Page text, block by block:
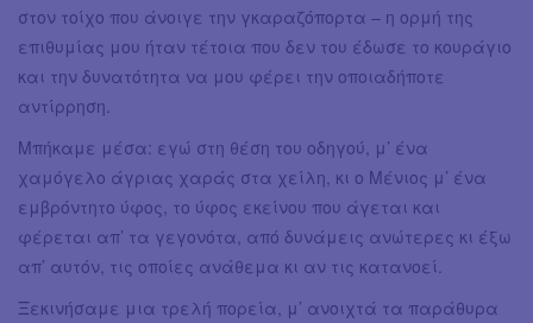
στον τοίχο που άνοιγε την γκαραζόπορτα – η ορμή της
επιθυμίας μου ήταν τέτοια που δεν του έδωσε το κουράγιο
και την δυνατότητα να μου φέρει την οποιαδήποτε
αντίρρηση.
Μπήκαμε μέσα: εγώ στη θέση του οδηγού, μ’ ένα
χαμόγελο άγριας χαράς στα χείλη, κι ο Μένιος μ’ ένα
εμβρόντητο ύφος, το ύφος εκείνου που άγεται και
φέρεται απ’ τα γεγονότα, από δυνάμεις ανώτερες κι έξω
απ’ αυτόν, τις οποίες ανάθεμα κι αν τις κατανοεί.
Ξεκινήσαμε μια τρελή πορεία, μ’ ανοιχτά τα παράθυρα